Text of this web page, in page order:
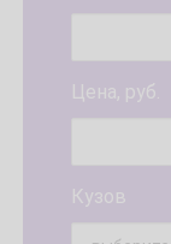
Цена, руб.
Кузов